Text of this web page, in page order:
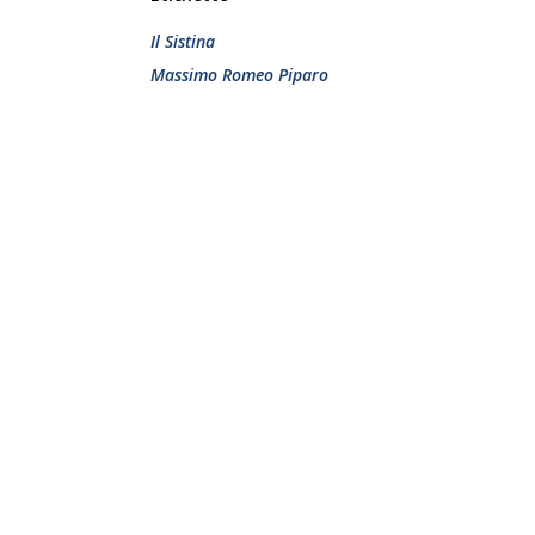
Il Sistina
Massimo Romeo Piparo